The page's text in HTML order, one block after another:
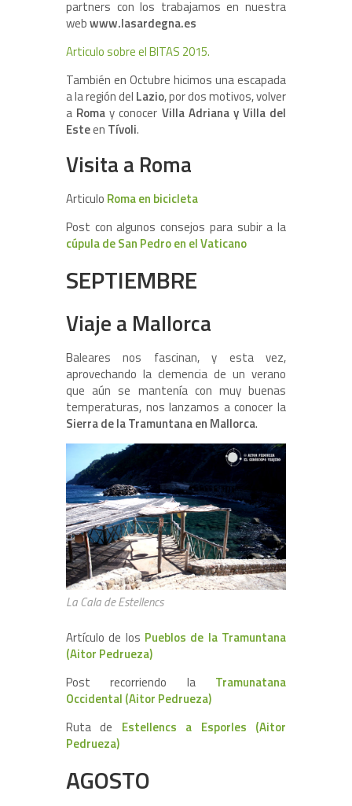
partners con los trabajamos en nuestra
webwww.lasardegna.es
Articulo sobre el BITAS 2015.
También en Octubre hicimos una escapada
a la región del Lazio, por dos motivos, volver
a Roma y conocer Villa Adriana y Villa del
Esteen Tívoli.
Visita a Roma
Articulo Roma en bicicleta
Post con algunos consejos para subir a la
cúpula de San Pedro en el Vaticano
SEPTIEMBRE
Viaje a Mallorca
Baleares nos fascinan, y esta vez,
aprovechando la clemencia de un verano
que aún se mantenía con muy buenas
temperaturas, nos lanzamos a conocer la
Sierra de la Tramuntana en Mallorca.
La Cala de Estellencs
Artículo de los Pueblos de la Tramuntana
(Aitor Pedrueza)
Post recorriendo la Tramunatana
Occidental (Aitor Pedrueza)
Ruta de Estellencs a Esporles (Aitor
Pedrueza)
AGOSTO